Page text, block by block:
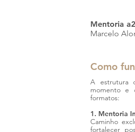
Mentoria a2
Marcelo
Como
A estrutura
momento e
formatos:
1. Mentoria
Caminho
fortalecer